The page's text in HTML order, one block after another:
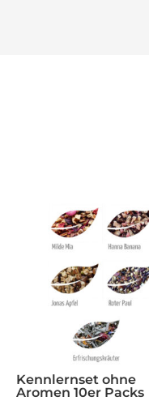
Kennlernset ohne
Aromen 10er Packs